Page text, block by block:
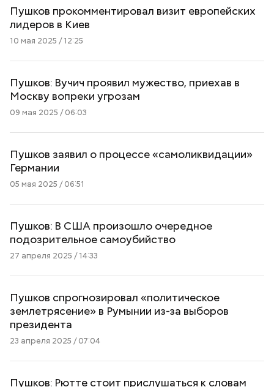
Пушков прокомментировал визит европейских
лидеров в Киев
10 мая 2025 / 12:25
Пушков: Вучич проявил мужество, приехав в
Москву вопреки угрозам
09 мая 2025 / 06:03
Пушков заявил о процессе «самоликвидации»
Германии
05 мая 2025 / 06:51
Пушков: В США произошло очередное
подозрительное самоубийство
27 апреля 2025 / 14:33
Пушков спрогнозировал «политическое
землетрясение» в Румынии из-за выборов
президента
23 апреля 2025 / 07:04
Пушков: Рютте стоит прислушаться к словам